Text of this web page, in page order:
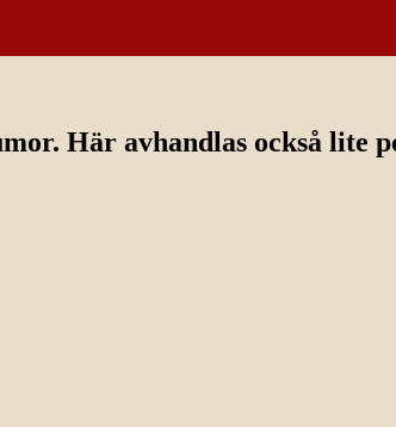
Här avhandlas också lite